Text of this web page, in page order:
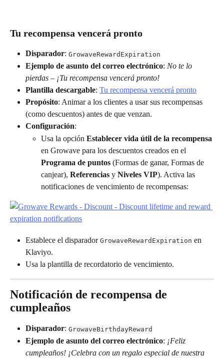
Tu recompensa vencerá pronto
Disparador: GrowaveRewardExpiration
Ejemplo de asunto del correo electrónico: No te lo
pierdas – ¡Tu recompensa vencerá pronto!
Plantilla descargable: Tu recompensa vencerá pronto
Propósito: Animar a los clientes a usar sus recompensas
(como descuentos) antes de que venzan.
Configuración:
Usa la opción Establecer vida útil de la recompensa
en Growave para los descuentos creados en el
Programa de puntos (Formas de ganar, Formas de
canjear), Referencias y Niveles VIP). Activa las
notificaciones de vencimiento de recompensas:
Establece el disparador GrowaveRewardExpiration en
Klaviyo.
Usa la plantilla de recordatorio de vencimiento.
Notificación de recompensa de
cumpleaños
Disparador: GrowaveBirthdayReward
Ejemplo de asunto del correo electrónico: ¡Feliz
cumpleaños! ¡Celebra con un regalo especial de nuestra